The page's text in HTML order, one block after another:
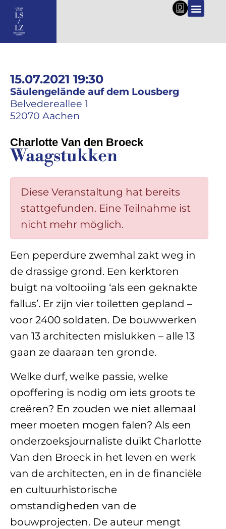
DE
15.07.2021 19:30
Säulengelände auf dem Lousberg
Belvedereallee 1
52070 Aachen
Charlotte Van den Broeck
Waagstukken
Diese Veranstaltung hat bereits
stattgefunden. Eine Teilnahme ist
nicht mehr möglich.
Een peperdure zwemhal zakt weg in
de drassige grond. Een kerktoren
buigt na voltooiing ‘als een geknakte
fallus’. Er zijn vier toiletten gepland –
voor 2400 soldaten. De bouwwerken
van 13 architecten mislukken – alle 13
gaan ze daaraan ten gronde.
Welke durf, welke passie, welke
opoffering is nodig om iets groots te
creëren? En zouden we niet allemaal
meer moeten mogen falen? Als een
onderzoeksjournaliste duikt Charlotte
Van den Broeck in het leven en werk
van de architecten, en in de financiële
en cultuurhistorische
omstandigheden van de
bouwprojecten. De auteur mengt